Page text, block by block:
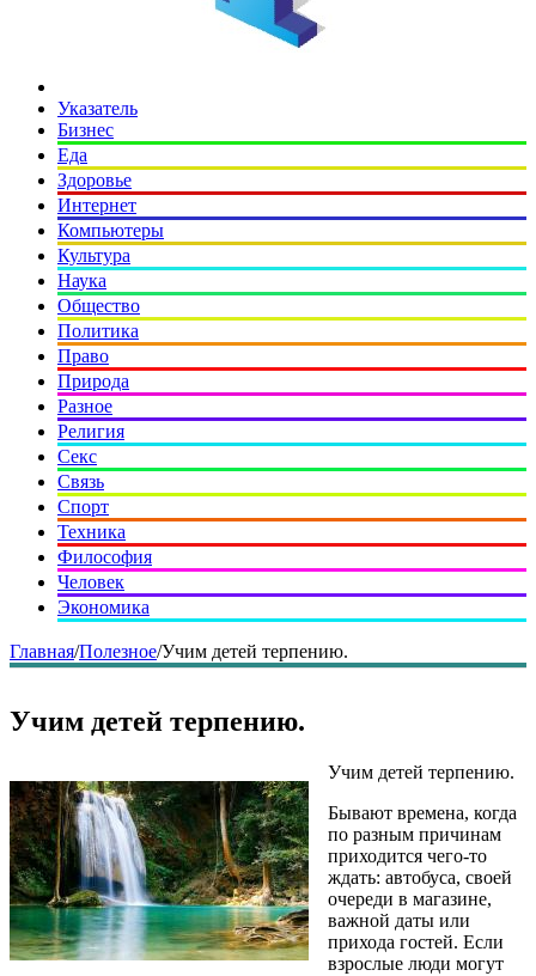
Указатель
Бизнес
Еда
Здоровье
Интернет
Компьютеры
Культура
Наука
Общество
Политика
Право
Природа
Разное
Религия
Секс
Связь
Спорт
Техника
Философия
Человек
Экономика
Главная/Полезное/Учим детей терпению.
Учим детей терпению.
Учим детей терпению.
Бывают времена, когда
по разным причинам
приходится чего-то
ждать: автобуса, своей
очереди в магазине,
важной даты или
прихода гостей. Если
взрослые люди могут